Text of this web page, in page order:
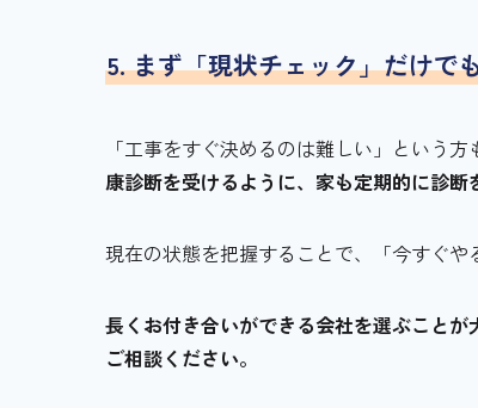
5. まず「現状チェック」だけで
「工事をすぐ決めるのは難しい」という
康診断を受けるように、家も定期的に診断
現在の状態を把握することで、「今すぐや
長くお付き合いができる会社を選ぶこと
ご相談ください。